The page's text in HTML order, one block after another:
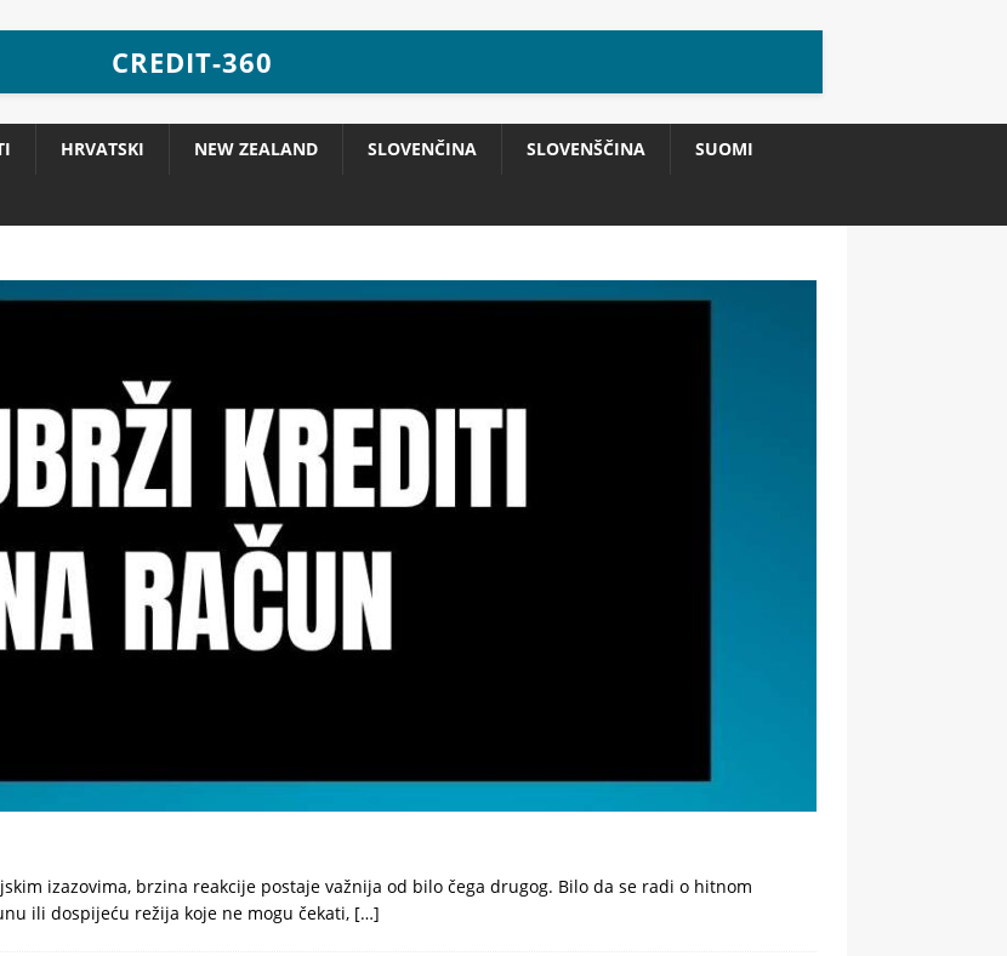
CREDIT-360
HRVATSKI NEW ZEALAND SLOVENČINA SLOVENŠČINA SUOMI
izazovima, brzina reakcije postaje važnija od bilo čega drugog. Bilo da se radi o hitnom
ili dospijeću režija koje ne mogu čekati, […]